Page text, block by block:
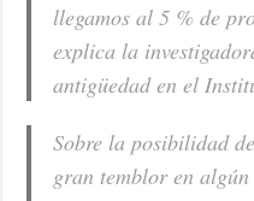
llegamos al 5 % de
explica la
antigüedad en el
Sobre la posibilidad
gran temblor en